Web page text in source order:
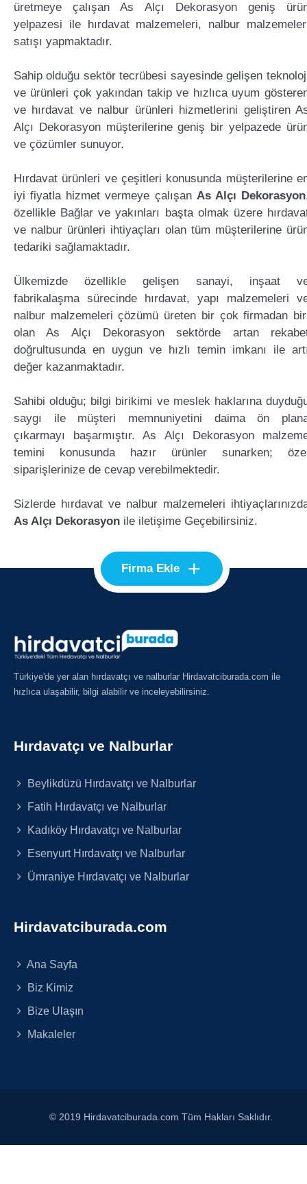
üretmeye çalışan As Alçı Dekorasyon geniş
yelpazesi ile hırdavat malzemeleri, nalbur
satışı yapmaktadır.
Sahip olduğu sektör tecrübesi sayesinde gelişen
ve ürünleri çok yakından takip ve hızlıca uyum
ve hırdavat ve nalbur ürünleri hizmetlerini geliştiren
Alçı Dekorasyon müşterilerine geniş bir yelpazede
ve çözümler sunuyor.
Hırdavat ürünleri ve çeşitleri konusunda müşterilerine
iyi fiyatla hizmet vermeye çalışan As Alçı Dekorasyon
özellikle Bağlar ve yakınları başta olmak üzere
ve nalbur ürünleri ihtiyaçları olan tüm müşterilerine
tedariki sağlamaktadır.
Ülkemizde özellikle gelişen sanayi, inşaat
fabrikalaşma sürecinde hırdavat, yapı malzemeleri
nalbur malzemeleri çözümü üreten bir çok firmadan
olan As Alçı Dekorasyon sektörde artan
doğrultusunda en uygun ve hızlı temin imkanı ile
değer kazanmaktadır.
Sahibi olduğu; bilgi birikimi ve meslek haklarına
saygı ile müşteri memnuniyetini daima ön
çıkarmayı başarmıştır. As Alçı Dekorasyon
temini konusunda hazır ürünler sunarken;
siparişlerinize de cevap verebilmektedir.
Sizlerde hırdavat ve nalbur malzemeleri
As Alçı Dekorasyon ile iletişime Geçebilirsiniz.
Firma Ekle +
Türkiye'de yer alan hırdavatçı ve nalburlar Hirdavatciburada.com ile
hızlıca ulaşabilir, bilgi alabilir ve inceleyebilirsiniz.
Hırdavatçı ve Nalburlar
Beylikdüzü Hırdavatçı ve Nalburlar
Fatih Hırdavatçı ve Nalburlar
Kadıköy Hırdavatçı ve Nalburlar
Esenyurt Hırdavatçı ve Nalburlar
Ümraniye Hırdavatçı ve Nalburlar
Hirdavatciburada.com
Ana Sayfa
Biz Kimiz
Bize Ulaşın
Makaleler
© 2019 Hirdavatciburada.com Tüm Hakları Saklıdır.